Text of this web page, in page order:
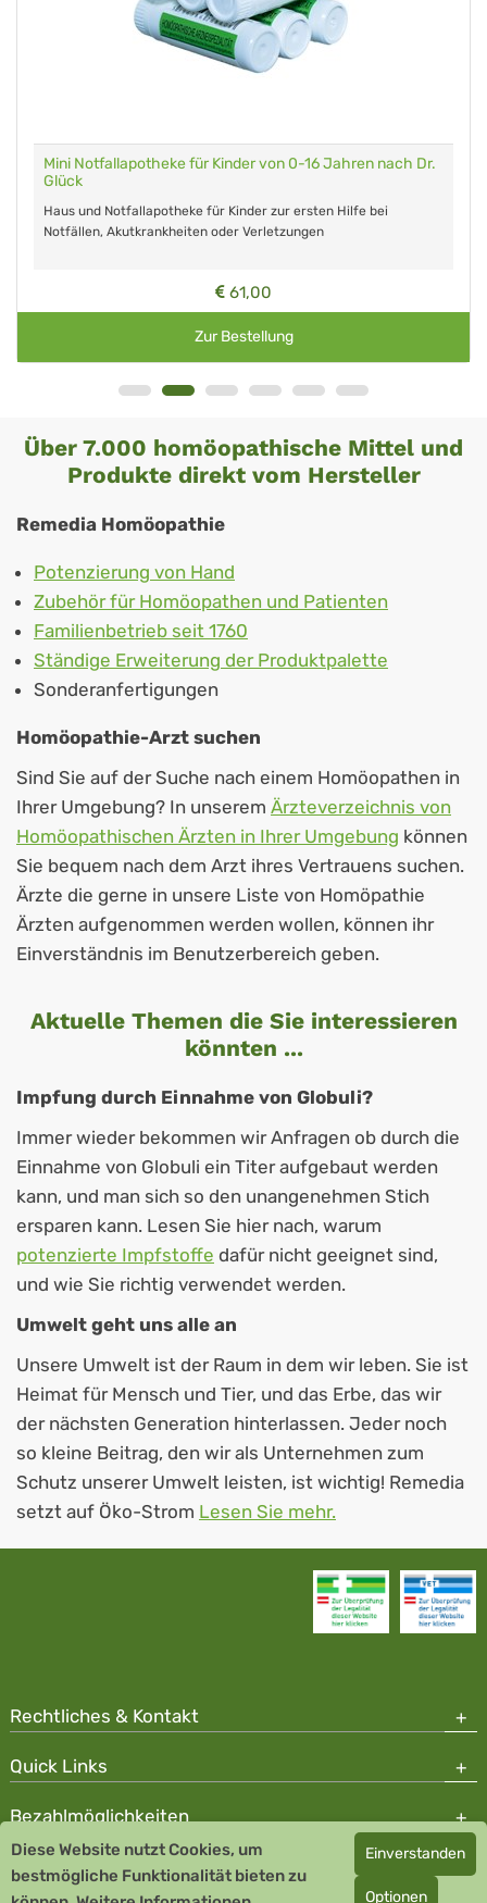
Mini Notfallapotheke für Kinder von 0-16 Jahren nach Dr.
Glück
Haus und Notfallapotheke für Kinder zur ersten Hilfe bei
Notfällen, Akutkrankheiten oder Verletzungen
61,00
Zur Bestellung
Über 7.000 homöopathische Mittel und
Produkte direkt vom Hersteller
Remedia Homöopathie
Potenzierung von Hand
Zubehör für Homöopathen und Patienten
Familienbetrieb seit 1760
Ständige Erweiterung der Produktpalette
Sonderanfertigungen
Homöopathie-Arzt suchen
Sind Sie auf der Suche nach einem Homöopathen in
Ihrer Umgebung? In unserem Ärzteverzeichnis von
Homöopathischen Ärzten in Ihrer Umgebung können
Sie bequem nach dem Arzt ihres Vertrauens suchen.
Ärzte die gerne in unsere Liste von Homöpathie
Ärzten aufgenommen werden wollen, können ihr
Einverständnis im Benutzerbereich geben.
Aktuelle Themen die Sie interessieren
könnten ...
Impfung durch Einnahme von Globuli?
Immer wieder bekommen wir Anfragen ob durch die
Einnahme von Globuli ein Titer aufgebaut werden
kann, und man sich so den unangenehmen Stich
ersparen kann. Lesen Sie hier nach, warum
potenzierte Impfstoffe dafür nicht geeignet sind,
und wie Sie richtig verwendet werden.
Umwelt geht uns alle an
Unsere Umwelt ist der Raum in dem wir leben. Sie ist
Heimat für Mensch und Tier, und das Erbe, das wir
der nächsten Generation hinterlassen. Jeder noch
so kleine Beitrag, den wir als Unternehmen zum
Schutz unserer Umwelt leisten, ist wichtig! Remedia
setzt auf Öko-Strom Lesen Sie mehr.
Rechtliches & Kontakt
Quick Links
Bezahlmöglichkeiten
Copyright © 2026 Team Santé Salvator Apotheke
Remedia Homöopathie GmbH GMP zertifizierter Arzneihersteller
Diese Website nutzt Cookies, um
bestmögliche Funktionalität bieten zu
Einverstanden
Optionen